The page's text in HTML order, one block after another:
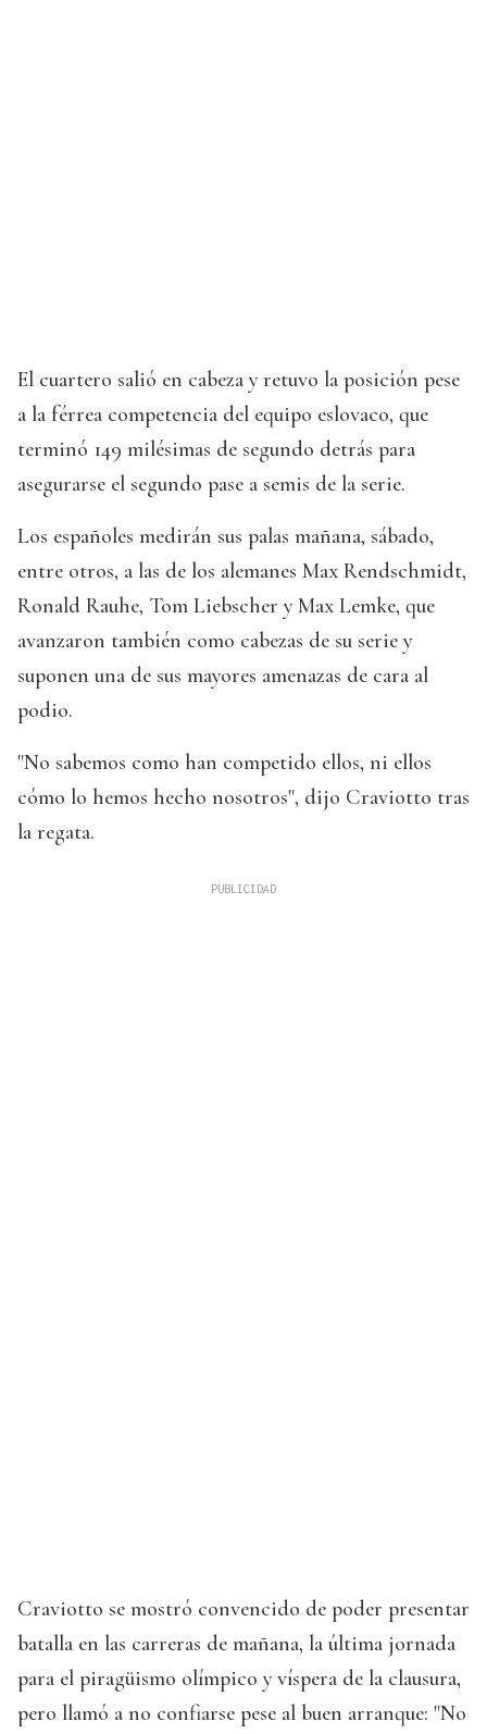
El cuartero salió en cabeza y retuvo la posición pese
a la férrea competencia del equipo eslovaco, que
terminó 149 milésimas de segundo detrás para
asegurarse el segundo pase a semis de la serie.
Los españoles medirán sus palas mañana, sábado,
entre otros, a las de los alemanes Max Rendschmidt,
Ronald Rauhe, Tom Liebscher y Max Lemke, que
avanzaron también como cabezas de su serie y
suponen una de sus mayores amenazas de cara al
podio.
"No sabemos como han competido ellos, ni ellos
cómo lo hemos hecho nosotros", dijo Craviotto tras
la regata.
Craviotto se mostró convencido de poder presentar
batalla en las carreras de mañana, la última jornada
para el piragüismo olímpico y víspera de la clausura,
pero llamó a no confiarse pese al buen arranque: "No